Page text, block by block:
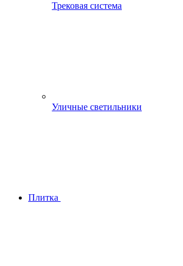
Трековая система
Уличные светильники
Плитка